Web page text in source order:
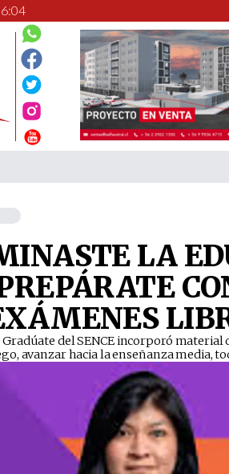
LA
del SENCE incorporó material
avanzar hacia la enseñanza media,